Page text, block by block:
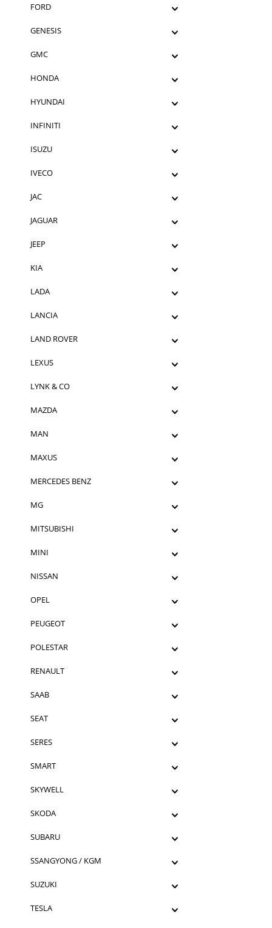
FORD
GENESIS
GMC
HONDA
HYUNDAI
INFINITI
ISUZU
IVECO
JAC
JAGUAR
JEEP
KIA
LADA
LANCIA
LAND ROVER
LEXUS
LYNK & CO
MAZDA
MAN
MAXUS
MERCEDES BENZ
MG
MITSUBISHI
MINI
NISSAN
OPEL
PEUGEOT
POLESTAR
RENAULT
SAAB
SEAT
SERES
SMART
SKYWELL
SKODA
SUBARU
SSANGYONG / KGM
SUZUKI
TESLA